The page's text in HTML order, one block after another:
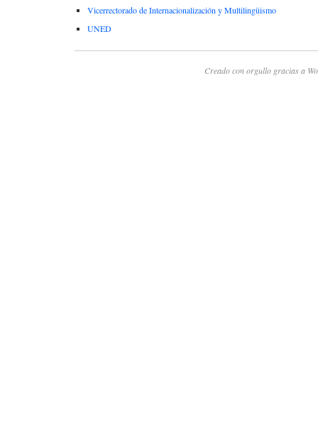
Vicerrectorado de Internacionalización y Multilingüismo
UNED
Creado con orgullo gracias a